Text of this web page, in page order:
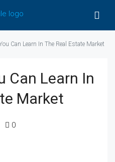
Can Learn In The Real Estate Market
Can Learn In
Market
0